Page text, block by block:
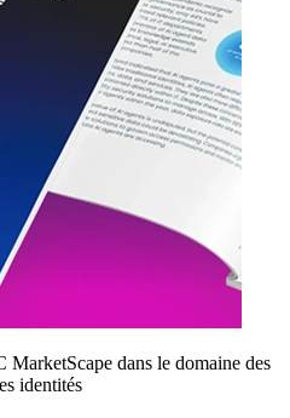
dans le domaine des
identités